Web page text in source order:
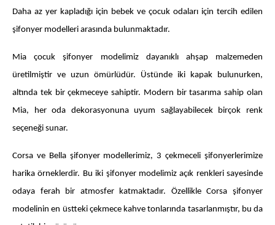
çocuk odası
oyuncu sandalyesi
Daha az yer kapladığı için bebek ve çocuk odaları için tercih edilen
şifonyer modelleri arasında bulunmaktadır.
Mia çocuk şifonyer modelimiz dayanıklı ahşap malzemeden
üretilmiştir ve uzun ömürlüdür. Üstünde iki kapak bulunurken,
altında tek bir çekmeceye sahiptir. Modern bir tasarıma sahip olan
Mia, her oda dekorasyonuna uyum sağlayabilecek birçok renk
seçeneği sunar.
Corsa ve Bella şifonyer modellerimiz, 3 çekmeceli şifonyerlerimize
harika örneklerdir. Bu iki şifonyer modelimiz açık renkleri sayesinde
odaya ferah bir atmosfer katmaktadır. Özellikle Corsa şifonyer
modelinin en üstteki çekmece kahve tonlarında tasarlanmıştır, bu da